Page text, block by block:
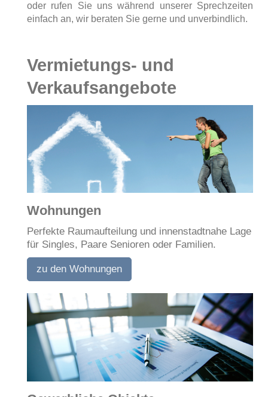
oder rufen Sie uns während unserer Sprechzeiten
einfach an, wir beraten Sie gerne und unverbindlich.
Vermietungs- und
Verkaufsangebote
Wohnungen
Perfekte Raumaufteilung und innenstadtnahe Lage
für Singles, Paare Senioren oder Familien.
zu den Wohnungen